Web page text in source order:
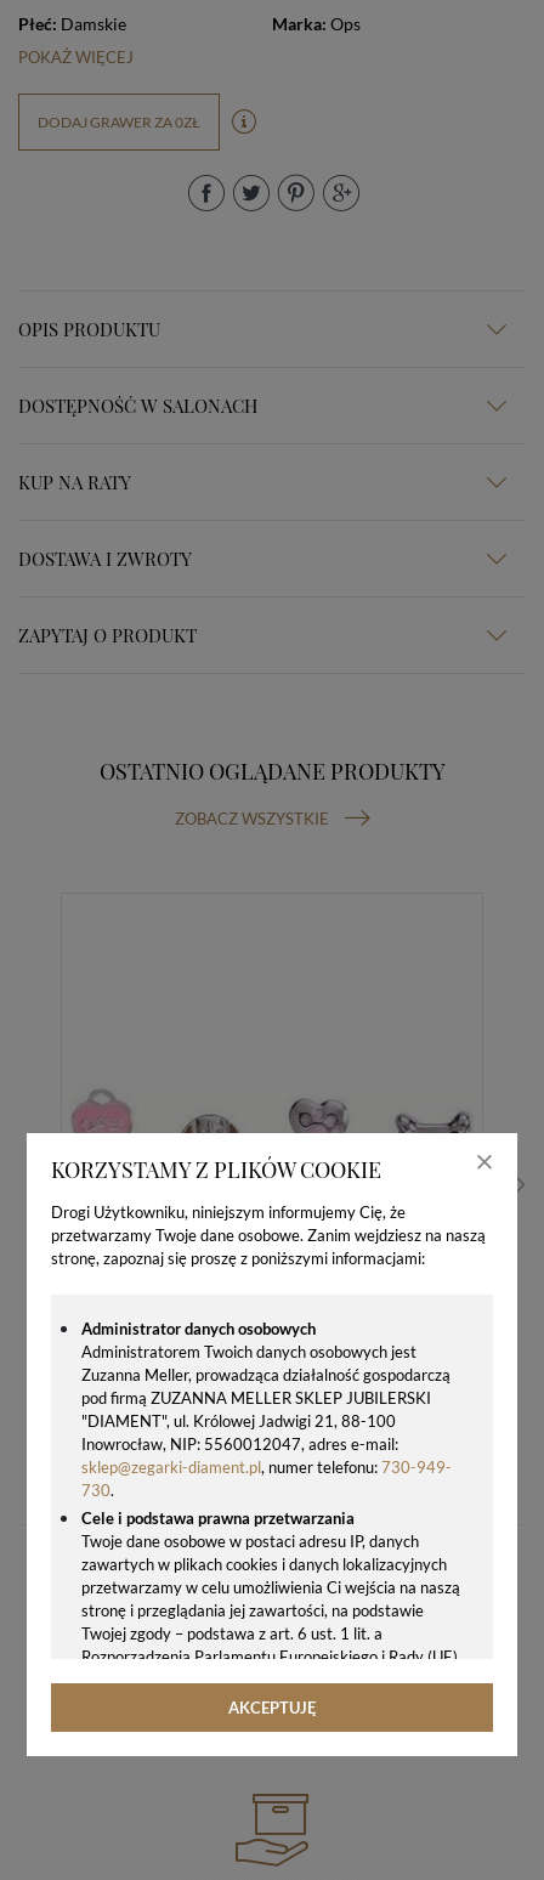
KORZYSTAMY Z PLIKÓW COOKIE
Drogi Użytkowniku, niniejszym informujemy Cię, że
przetwarzamy Twoje dane osobowe. Zanim wejdziesz na naszą
stronę, zapoznaj się proszę z poniższymi informacjami:
Administrator danych osobowych
Administratorem Twoich danych osobowych jest
Zuzanna Meller, prowadząca działalność gospodarczą
pod firmą ZUZANNA MELLER SKLEP JUBILERSKI
"DIAMENT", ul. Królowej Jadwigi 21, 88-100
Inowrocław, NIP: 5560012047, adres e-mail:
sklep@zegarki-diament.pl, numer telefonu:730-949-
730.
Cele i podstawa prawna przetwarzania
Twoje dane osobowe w postaci adresu IP, danych
zawartych w plikach cookies i danych lokalizacyjnych
przetwarzamy w celu umożliwienia Ci wejścia na naszą
stronę i przeglądania jej zawartości, na podstawie
Twojej zgody – podstawa z art. 6 ust. 1 lit. a
Rozporządzenia Parlamentu Europejskiego i Rady (UE)
2016/679 z 27.04.2016 r. w sprawie ochrony osób
fizycznych w związku z przetwarzaniem danych
hostingodawcy. Takie podmioty przetwarzają dane na
podstawie umowy z nami i tylko zgodnie z naszymi
AKCEPTUJĘ
Płeć: Damskie Marka: Ops
POKAŻ WIĘCEJ
DODAJ GRAWER ZA 0ZŁ
OPIS PRODUKTU
DOSTĘPNOŚĆ W SALONACH
KUP NA RATY
DOSTAWA I ZWROTY
ZAPYTAJ O PRODUKT
OSTATNIO OGLĄDANE PRODUKTY
ZOBACZ WSZYSTKIE
ZAWIESZKA OPS PET OPSCHARMS-32
54,00 zł
GWARANCJA ORYGINALNOŚCI ZEGARKA
WIĘCEJ